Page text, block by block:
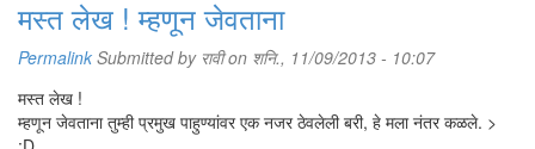
मस्त लेख ! म्हणून जेवताना
Permalink Submitted by रावीon शनि., 11/09/2013 - 10:07
मस्त लेख !
म्हणून जेवताना तुम्ही प्रमुख पाहुण्यांवर एक नजर ठेवलेली बरी, हे मला नंतर कळले. >